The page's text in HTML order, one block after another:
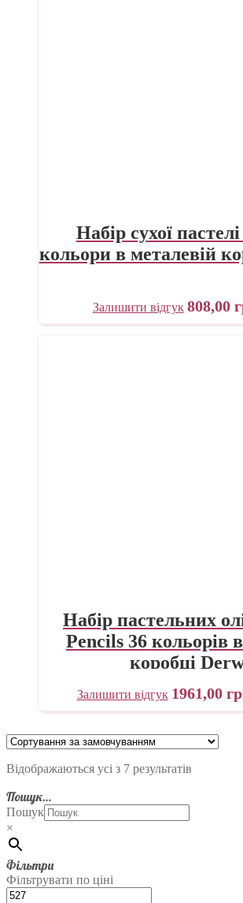
Набір сухої
кольори в металевій
Залишити відгук 808,00
Набір пастельних
Pencils 36 кольорів
коробці
Залишити відгук 1961,00
Відображаються усі з 7 результатів
Пошук…
Пошук
×
Фільтри
Фільтрувати по ціні